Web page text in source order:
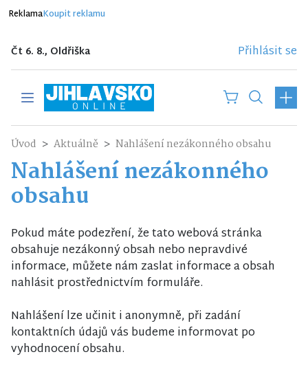
ReklamaKoupit reklamu
Čt 6. 8., Oldřiška Přihlásit se
Úvod Aktuálně Nahlášení nezákonného obsahu
Nahlášení nezákonného
obsahu
Pokud máte podezření, že tato webová stránka
obsahuje nezákonný obsah nebo nepravdivé
informace, můžete nám zaslat informace a obsah
nahlásit prostřednictvím formuláře.
Nahlášení lze učinit i anonymně, při zadání
kontaktních údajů vás budeme informovat po
vyhodnocení obsahu.